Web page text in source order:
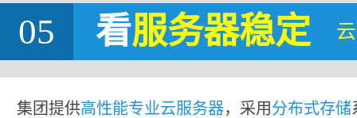
05 看服务器稳定
集团提供高性能专业云服务器，采用分布式存储